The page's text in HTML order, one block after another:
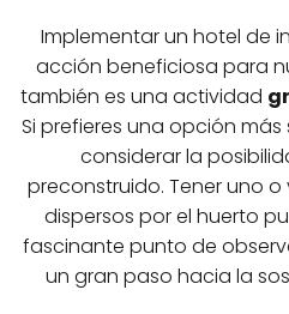
Implementar un hotel de
acción beneficiosa para
también es una actividad
Si prefieres una opción
considerar la
preconstruido. Tener uno
dispersos por el huerto
fascinante punto de
un gran paso hacia la